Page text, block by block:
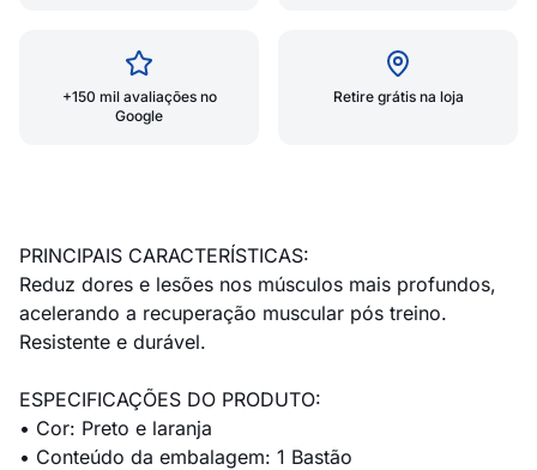
+150 mil avaliações no
Google
Retire grátis na loja
PRINCIPAIS CARACTERÍSTICAS:
Reduz dores e lesões nos músculos mais profundos,
acelerando a recuperação muscular pós treino.
Resistente e durável.
ESPECIFICAÇÕES DO PRODUTO:
• Cor: Preto e laranja
• Conteúdo da embalagem: 1 Bastão